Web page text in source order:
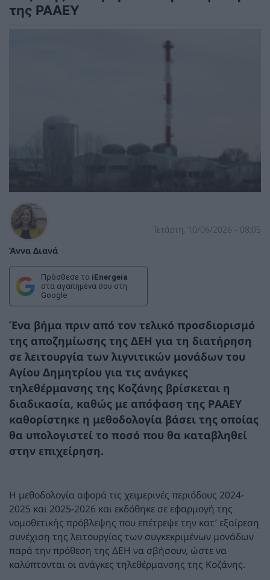
της ΡΑΑΕΥ
Άννα Διανά
Τετάρτη, 10/06/2026 - 08:05
Πρόσθεσε το iEnergeia
στα αγαπημένα σου στη
Google
Ένα βήμα πριν από τον τελικό προσδιορισμό
της αποζημίωσης της ΔΕΗ για τη διατήρηση
σε λειτουργία των λιγνιτικών μονάδων του
Αγίου Δημητρίου για τις ανάγκες
τηλεθέρμανσης της Κοζάνης βρίσκεται η
διαδικασία, καθώς με απόφαση της ΡΑΑΕΥ
καθορίστηκε η μεθοδολογία βάσει της οποίας
θα υπολογιστεί το ποσό που θα καταβληθεί
στην επιχείρηση.
Η μεθοδολογία αφορά τις χειμερινές περιόδους 2024-
2025 και 2025-2026 και εκδόθηκε σε εφαρμογή της
νομοθετικής πρόβλεψης που επέτρεψε την κατ’ εξαίρεση
συνέχιση της λειτουργίας των συγκεκριμένων μονάδων
παρά την πρόθεση της ΔΕΗ να σβήσουν, ώστε να
καλύπτονται οι ανάγκες τηλεθέρμανσης της Κοζάνης.